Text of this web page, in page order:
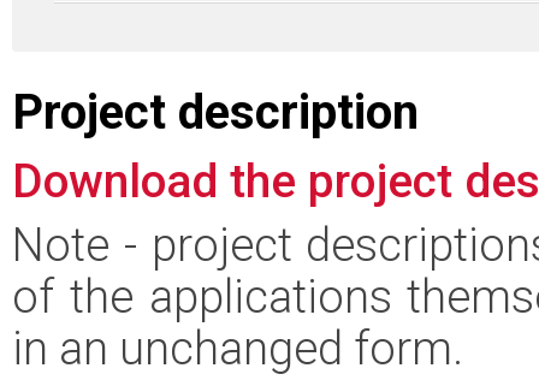
Project description
Download the project
Note - project
of the applications
in an unchanged form.